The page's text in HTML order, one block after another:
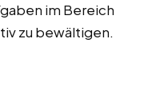
im Bereich
zu bewältigen.